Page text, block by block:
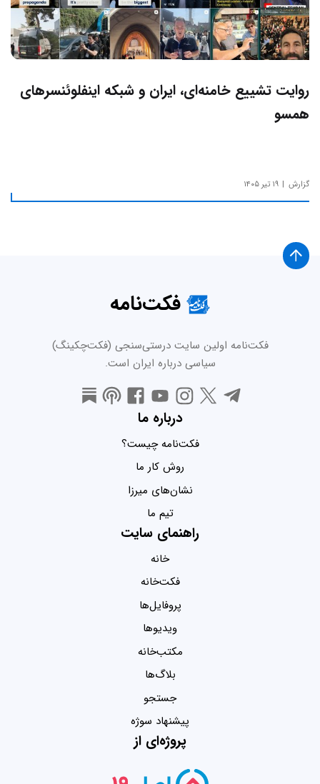
روایت تشییع خامنه‌ای، ایران و شبکه اینفلوئنسرهای
همسو
گزارش ۱۹ تیر ۱۴۰۵
فکت‌نامه
فکت‌نامه اولین سایت درستی‌سنجی (فکت‌چکینگ)
سیاسی درباره ایران است.
درباره ما
فکت‌نامه چیست؟
روش کار ما
نشان‌های میرزا
تیم ما
راهنمای سایت
خانه
فکت‌خانه
پروفایل‌ها
ویدیو‌ها
مکتب‌خانه
بلاگ‌ها
جستجو
پیشنهاد سوژه
پروژه‌ای از